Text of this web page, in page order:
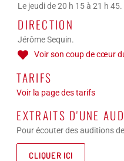
Le jeudi de 20 h 15 à 21 h 45.
DIRECTION
Jérôme Sequin.
Voir son coup de cœur
TARIFS
Voir la page des tarifs
EXTRAITS D'UNE
Pour écouter des auditions
CLIQUER ICI